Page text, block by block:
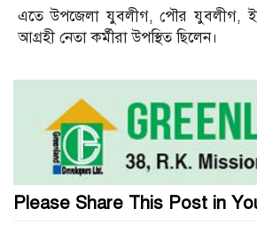
এতে উপজেলা যুবলীগ, পৌর যুবলীগ,
আগ্রহী নেতা কর্মীরা উপস্থিত ছিলেন।
Please Share This Post in